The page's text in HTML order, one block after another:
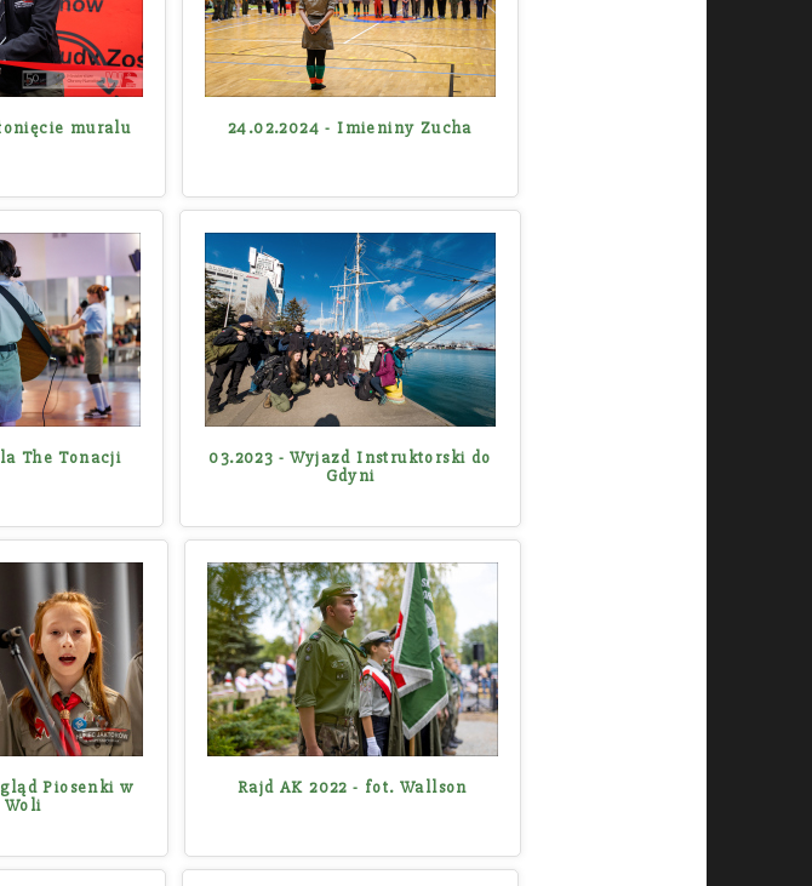
muralu 24.02.2024 - Imieniny Zucha
The Tonacji
03.2023 - Wyjazd Instruktorski do
Gdyni
Piosenki w
Woli
Rajd AK 2022 - fot. Wallson